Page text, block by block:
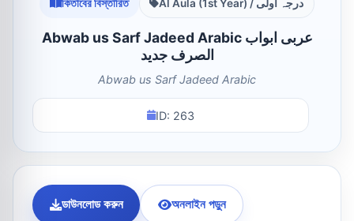
কিতাবের বিস্তারিত Al Aula (1st Year) / درجہ اولی
Abwab us Sarf Jadeed Arabic عربی ابواب
الصرف جدید
Abwab us Sarf Jadeed Arabic
ID: 263
ডাউনলোড করুন অনলাইন পড়ুন